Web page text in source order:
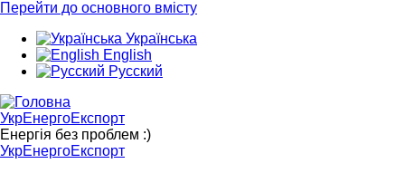
Перейти до основного вмісту
Українська
English
Русский
УкрЕнергоЕкспорт
Енергія без проблем :)
УкрЕнергоЕкспорт